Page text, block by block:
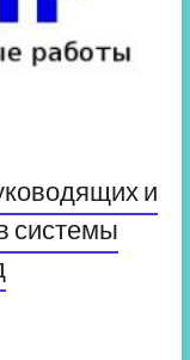
и
системы